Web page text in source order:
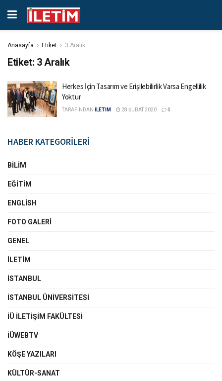
Anasayfa Etiket 3 Aralık
Etiket: 3 Aralık
Herkes İçin Tasarım ve Erişilebilirlik Varsa Engellilik
Yoktur
TARAFINDAN İLETİM 28 ŞUBAT 2020 0
HABER KATEGORİLERİ
BILIM
EĞITIM
ENGLISH
FOTO GALERI
GENEL
İLETIM
İSTANBUL
İSTANBUL ÜNIVERSITESI
İÜ İLETIŞIM FAKÜLTESI
İÜWEBTV
KÖŞE YAZILARI
KÜLTÜR-SANAT